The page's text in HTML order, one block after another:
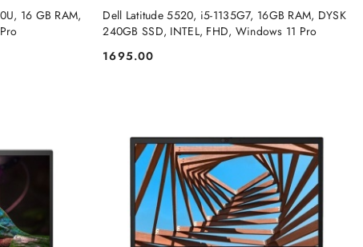
16 GB RAM,
Dell Latitude 5520, i5-1135G7, 16GB RAM, DYSK
240GB SSD, INTEL, FHD, Windows 11 Pro
Cena:
1695.00
DO KOSZYKA